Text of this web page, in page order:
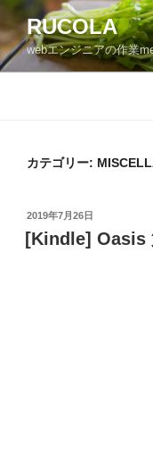
ン
テ
ン
RUCOLA
webエンジニアの作業
カテゴリー:
投
稿
日:
2019年7月26日
[Kindle] Oasis